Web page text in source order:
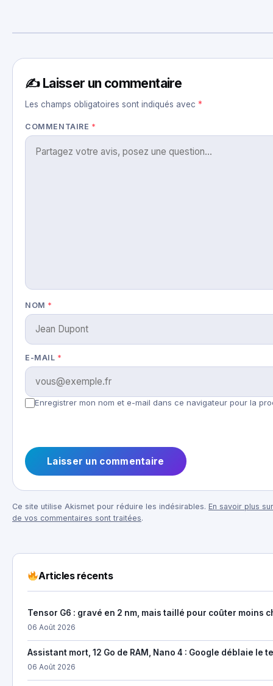
✍️ Laisser un commentaire
Les champs obligatoires sont indiqués avec *
COMMENTAIRE *
NOM *
E-MAIL *
Enregistrer mon nom et e-mail dans ce navigateur pour la
Ce site utilise Akismet pour réduire les indésirables. En savoir plus
de vos commentaires sont traitées.
Articles récents
Tensor G6 : gravé en 2 nm, mais taillé pour coûter moins
06 Août 2026
Assistant mort, 12 Go de RAM, Nano 4 : Google déblaie le
06 Août 2026